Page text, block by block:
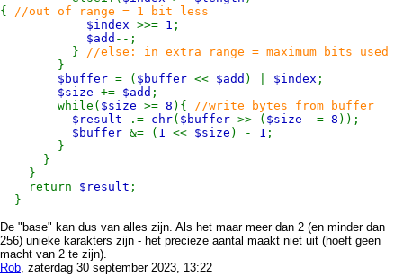
{ //out of range = 1 bit less
$index >>= 1 ;
$add --;
} //else: in extra range = maximum bits used
}
$buffer = ( $buffer << $add ) | $index ;
$size += $add ;
while( $size >= 8 ){ //write bytes from buffer
$result
.= chr( $buffer >> ( $size -= 8 ));
$buffer &= ( 1 << $size ) - 1 ;
}
}
}
return $result ;
}
De "base" kan dus van alles zijn. Als het maar meer dan 2 (en minder dan
256) unieke karakters zijn - het precieze aantal maakt niet uit (hoeft geen
macht van 2 te zijn).
Rob, zaterdag 30 september 2023, 13:22